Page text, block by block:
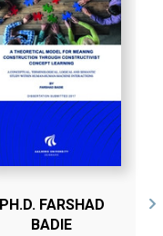
PH.D. FARSHAD
BADIE